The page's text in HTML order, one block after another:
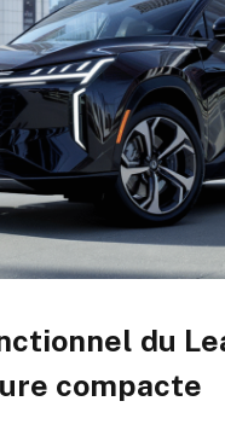
du
compacte